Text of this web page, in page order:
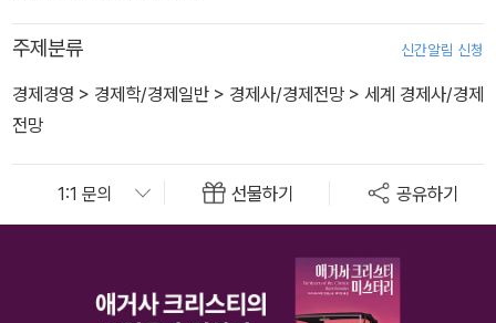
주제분류 신간알림 신청
경제경영 > 경제학/경제일반 > 경제사/경제전망 > 세계 경제사/경제
전망
선물하기 공유하기